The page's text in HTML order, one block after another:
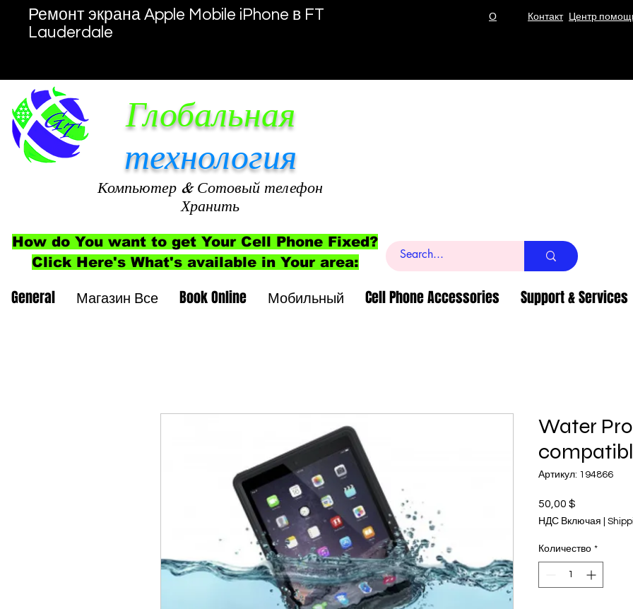
Ремонт экрана Apple Mobile iPhone в FT
Lauderdale
О Контакт Центр
Глобальная
технология
Компьютер & Сотовый телефон
Хранить
How do You want to get Your Cell Phone Fixed?
Click Here's What's available in Your area:
General Магазин Все Book Online Мобильный Cell Phone Accessories Support & Services
Water
Артикул: 194866
50,00 $
НДС Включая
Количество *